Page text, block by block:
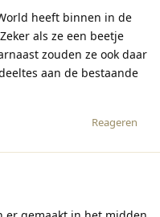
heeft binnen in de
als ze een beetje
zouden ze ook daar
aan de bestaande
Reageren